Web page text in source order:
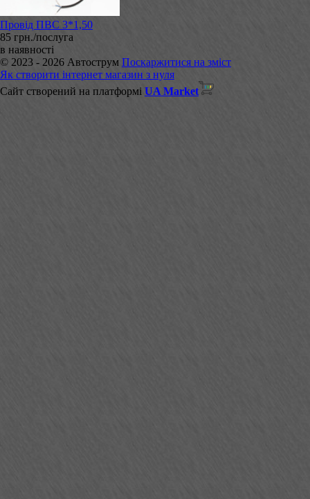
Провід ПВС 3*1,50
85 грн./послуга
в наявності
© 2023 - 2026 Автострум Поскаржитися на зміст
Як створити інтернет магазин з нуля
Сайт створений на платформі UA Market